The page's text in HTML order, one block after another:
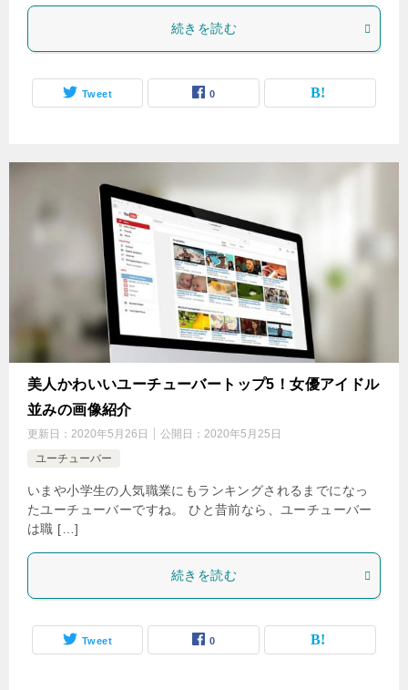
続きを読む
Tweet 0
美人かわいいユーチューバートップ5！女優アイドル
並みの画像紹介
更新日： 2020年5月26日 公開日： 2020年5月25日
ユーチューバー
いまや小学生の人気職業にもランキングされるまでになっ
たユーチューバーですね。 ひと昔前なら、ユーチューバー
は職 […]
続きを読む
Tweet 0